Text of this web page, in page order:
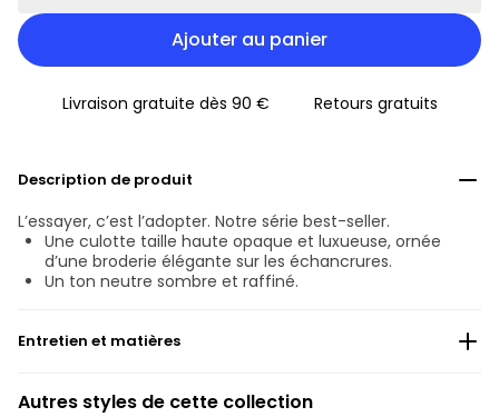
Ajouter au panier
Livraison gratuite dès 90 € Retours gratuits
Description de produit
L’essayer, c’est l’adopter. Notre série best-seller.
Une culotte taille haute opaque et luxueuse, ornée
d’une broderie élégante sur les échancrures.
Un ton neutre sombre et raffiné.
Entretien et matières
Lavage professionnel exclu
Autres styles de cette collection